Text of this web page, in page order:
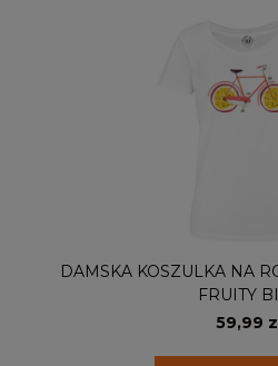
DAMSKA KOSZULKA NA
FRUITY
59,99